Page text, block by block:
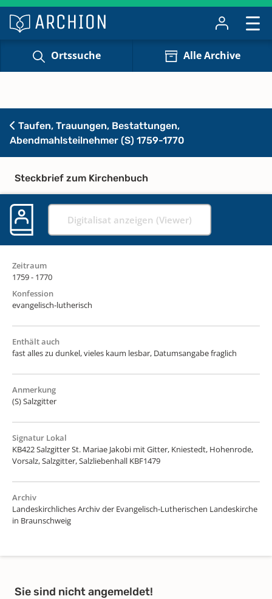
Ortssuche Alle Archive
Taufen, Trauungen, Bestattungen,
Abendmahlsteilnehmer (S) 1759-1770
Steckbrief zum Kirchenbuch
Digitalisat anzeigen (Viewer)
Zeitraum
1759 - 1770
Konfession
evangelisch-lutherisch
Enthält auch
fast alles zu dunkel, vieles kaum lesbar, Datumsangabe fraglich
Anmerkung
(S) Salzgitter
Signatur Lokal
KB422 Salzgitter St. Mariae Jakobi mit Gitter, Kniestedt, Hohenrode,
Vorsalz, Salzgitter, Salzliebenhall KBF1479
Archiv
Landeskirchliches Archiv der Evangelisch-Lutherischen Landeskirche
in Braunschweig
Sie sind nicht angemeldet!